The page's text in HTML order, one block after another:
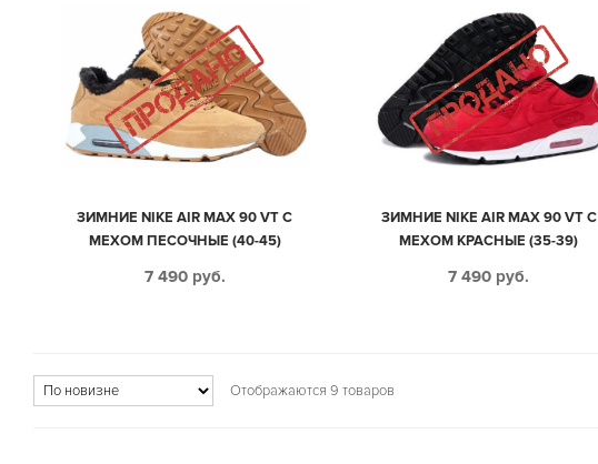
ЗИМНИЕ NIKE AIR MAX 90 VT С
МЕХОМ ПЕСОЧНЫЕ (40-45)
7 490 руб.
ЗИМНИЕ NIKE AIR MAX 90 VT С
МЕХОМ КРАСНЫЕ (35-39)
7 490 руб.
Отображаются 9 товаров